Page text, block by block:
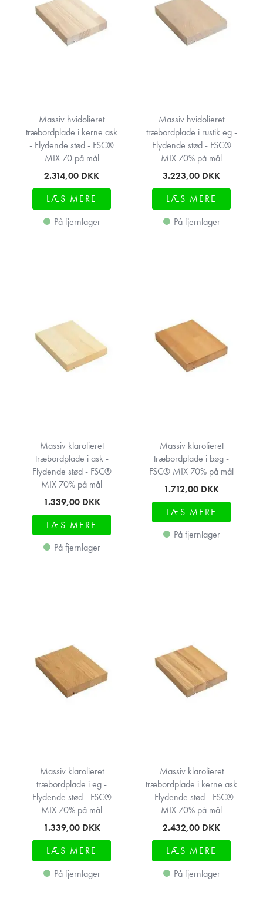
Massiv hvidolieret
træbordplade i kerne ask
- Flydende stød - FSC®
MIX 70 på mål
2.314,00 DKK
LÆS MERE
På fjernlager
Massiv hvidolieret
træbordplade i rustik eg -
Flydende stød - FSC®
MIX 70% på mål
3.223,00 DKK
LÆS MERE
På fjernlager
Massiv klarolieret
træbordplade i ask -
Flydende stød - FSC®
MIX 70% på mål
1.339,00 DKK
LÆS MERE
På fjernlager
Massiv klarolieret
træbordplade i bøg -
FSC® MIX 70% på mål
1.712,00 DKK
LÆS MERE
På fjernlager
Massiv klarolieret
træbordplade i eg -
Flydende stød - FSC®
MIX 70% på mål
1.339,00 DKK
LÆS MERE
På fjernlager
Massiv klarolieret
træbordplade i kerne ask
- Flydende stød - FSC®
MIX 70% på mål
2.432,00 DKK
LÆS MERE
På fjernlager